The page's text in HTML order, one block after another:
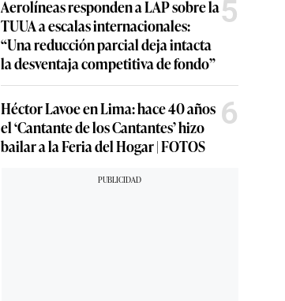
Aerolíneas responden a LAP sobre la
TUUA a escalas internacionales:
“Una reducción parcial deja intacta
la desventaja competitiva de fondo”
5
Héctor Lavoe en Lima: hace 40 años
el ‘Cantante de los Cantantes’ hizo
bailar a la Feria del Hogar | FOTOS
6